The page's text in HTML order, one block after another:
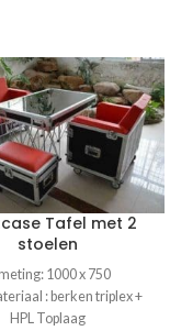
Tafel met 2
stoelen
1000 x 750
: berken triplex +
HPL Toplaag